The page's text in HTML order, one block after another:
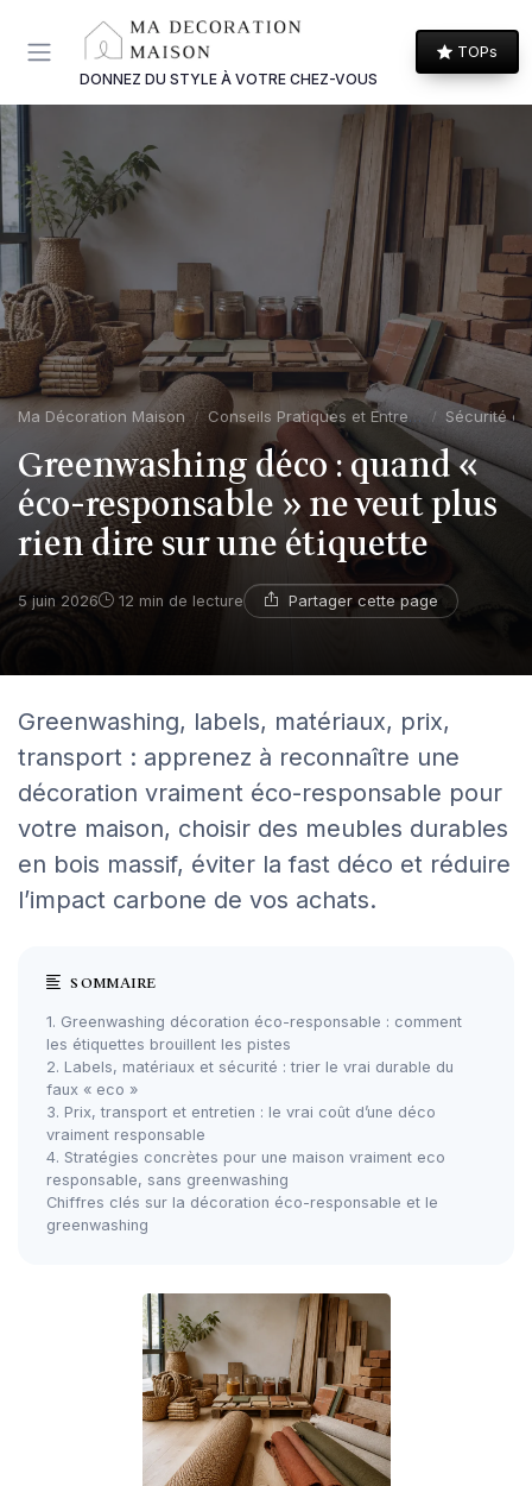
DONNEZ DU STYLE À VOTRE CHEZ-VOUS
TOPs
Ma Décoration Maison Conseils Pratiques et Entretien Sécurité et
Greenwashing déco : quand «
éco-responsable » ne veut plus
rien dire sur une étiquette
5 juin 2026 12 min de lecture Partager cette page
Greenwashing, labels, matériaux, prix,
transport : apprenez à reconnaître une
décoration vraiment éco-responsable pour
votre maison, choisir des meubles durables
en bois massif, éviter la fast déco et réduire
l’impact carbone de vos achats.
SOMMAIRE
1. Greenwashing décoration éco-responsable : comment
les étiquettes brouillent les pistes
2. Labels, matériaux et sécurité : trier le vrai durable du
faux « eco »
3. Prix, transport et entretien : le vrai coût d’une déco
vraiment responsable
4. Stratégies concrètes pour une maison vraiment eco
responsable, sans greenwashing
Chiffres clés sur la décoration éco-responsable et le
greenwashing
Panneau de gestion des cookies